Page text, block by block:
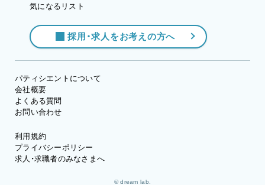
気になるリスト
採用・求人をお考えの方へ
パティシエントについて
会社概要
よくある質問
お問い合わせ
利用規約
プライバシーポリシー
求人・求職者のみなさまへ
© dream lab.